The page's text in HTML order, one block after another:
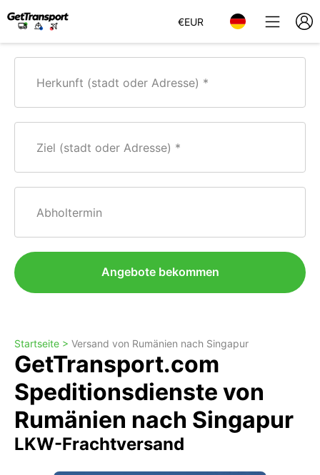
€EUR
Herkunft (stadt oder Adresse)
Ziel (stadt oder Adresse)
Abholtermin
Angebote bekommen
Startseite > Versand von Rumänien nach Singapur
GetTransport.com
Speditionsdienste von
Rumänien nach Singapur
LKW-Frachtversand